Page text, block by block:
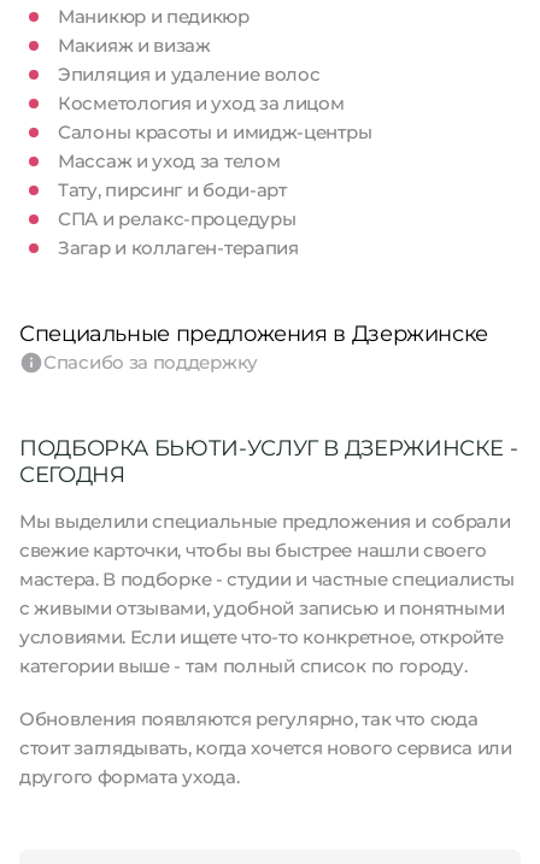
Маникюр и педикюр
Макияж и визаж
Эпиляция и удаление волос
Косметология и уход за лицом
Салоны красоты и имидж-центры
Массаж и уход за телом
Тату, пирсинг и боди-арт
СПА и релакс-процедуры
Загар и коллаген-терапия
Специальные предложения в Дзержинске
Спасибо за поддержку
ПОДБОРКА БЬЮТИ-УСЛУГ В ДЗЕРЖИНСКЕ -
СЕГОДНЯ
Мы выделили специальные предложения и собрали
свежие карточки, чтобы вы быстрее нашли своего
мастера. В подборке - студии и частные специалисты
с живыми отзывами, удобной записью и понятными
условиями. Если ищете что-то конкретное, откройте
категории выше - там полный список по городу.
Обновления появляются регулярно, так что сюда
стоит заглядывать, когда хочется нового сервиса или
другого формата ухода.